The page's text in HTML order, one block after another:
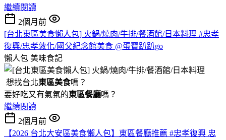
繼續閱讀
2個月前
[台北東區美食懶人包] 火鍋/燒肉/牛排/餐酒館/日本料理 #忠孝
復興/忠孝敦化/國父紀念館美食 @蛋寶趴趴go
懶人包 美味食記
想找台北東區美食嗎？
要好吃又有氣氛的東區餐廳嗎？
繼續閱讀
2個月前
【2026 台北大安區美食懶人包】東區餐廳推薦 #忠孝復興 忠